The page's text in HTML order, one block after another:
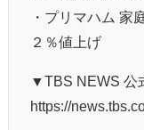
・プリマハム 家
２％値上げ
▼TBS NEWS 公
https://